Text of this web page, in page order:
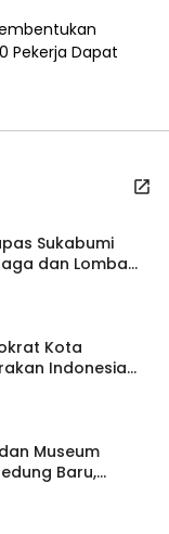
Pekerja Dapat
Sukabumi
dan Lomba
Kota
Indonesia
Agung
Museum
Baru,